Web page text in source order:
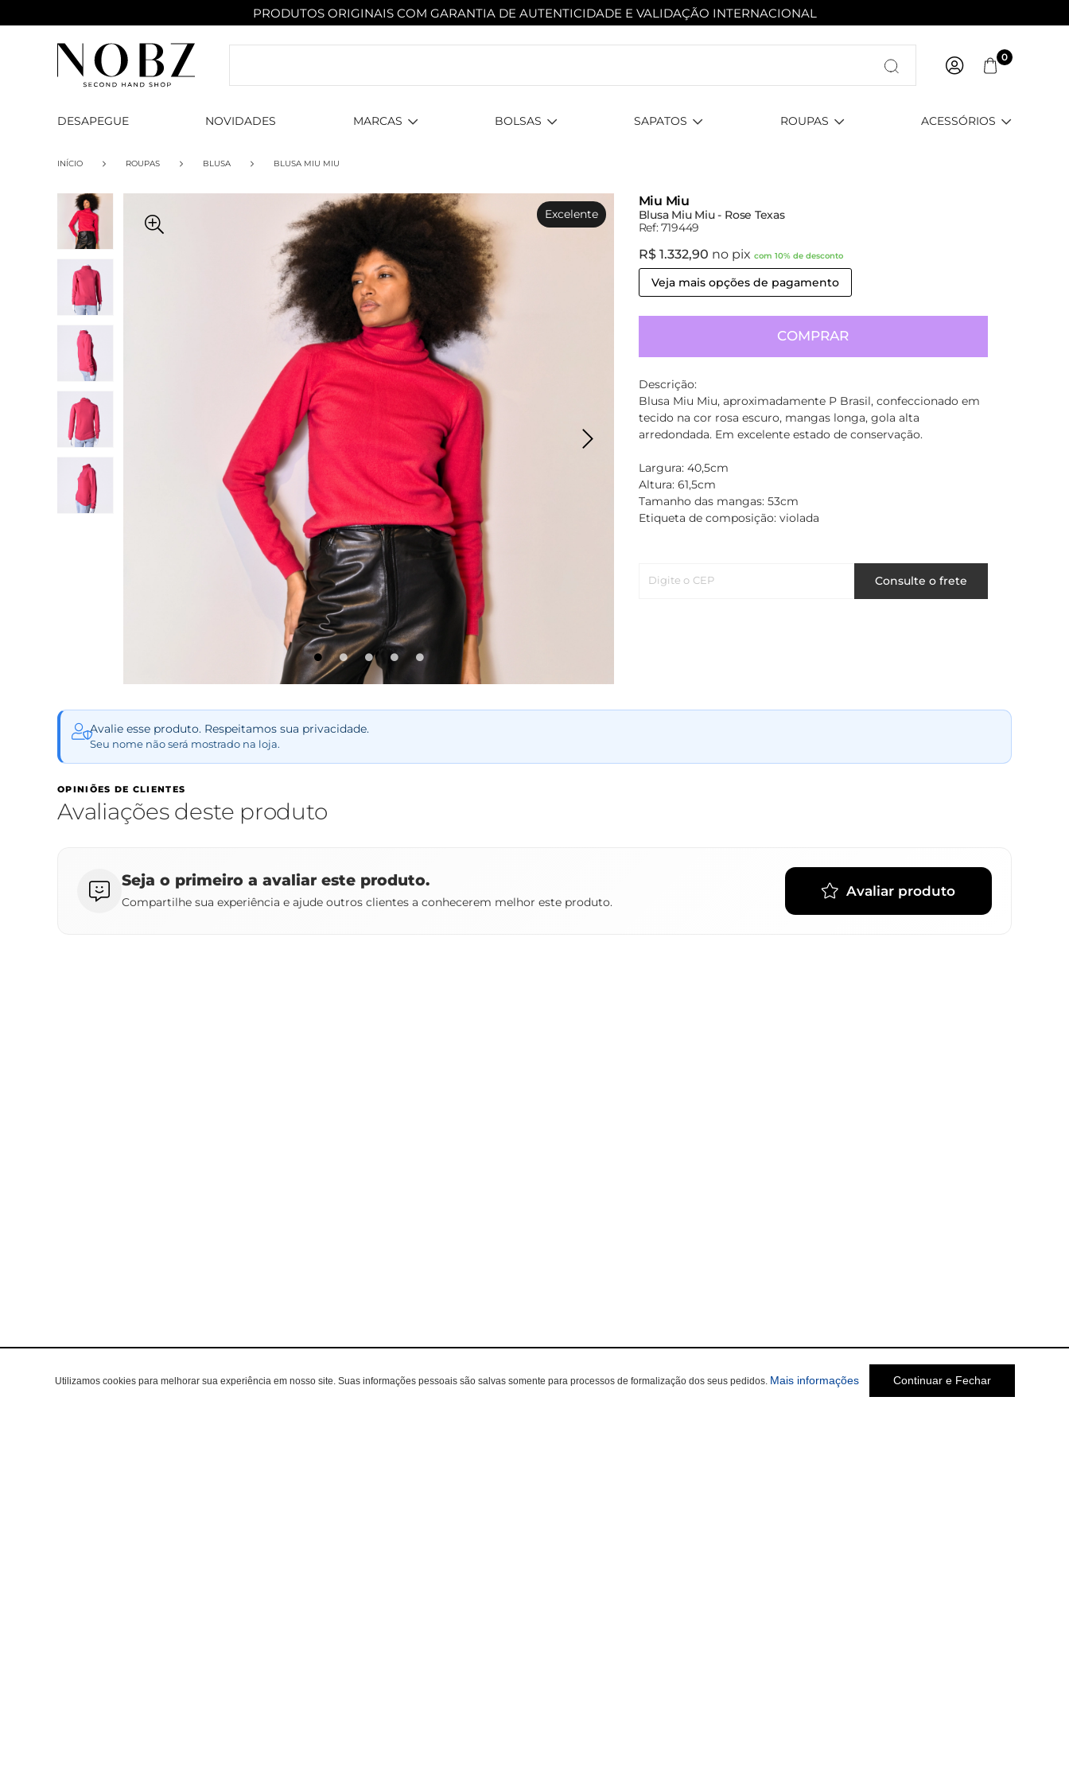
Entre com email ou cpf/cnpj
PRODUTOS ORIGINAIS COM GARANTIA DE AUTENTICIDADE E VALIDAÇÃO INTERNACIONAL
0
DESAPEGUE NOVIDADES MARCAS BOLSAS SAPATOS ROUPAS ACESSÓRIOS
INÍCIO ROUPAS BLUSA BLUSA MIU MIU
Excelente
Miu Miu
Blusa Miu Miu - Rose Texas
Ref: 719449
R$ 1.332,90 no pix com 10% de desconto
Veja mais opções de pagamento
COMPRAR
Descrição:
Blusa Miu Miu, aproximadamente P Brasil, confeccionado em
tecido na cor rosa escuro, mangas longa, gola alta
arredondada. Em excelente estado de conservação.
Largura: 40,5cm
Altura: 61,5cm
Tamanho das mangas: 53cm
Etiqueta de composição: violada
Digite o CEP Consulte o frete
Avalie esse produto. Respeitamos sua privacidade.
Seu nome não será mostrado na loja.
OPINIÕES DE CLIENTES
Avaliações deste produto
Seja o primeiro a avaliar este produto.
Compartilhe sua experiência e ajude outros clientes a conhecerem melhor este produto.
Avaliar produto
Utilizamos cookies para melhorar sua experiência em nosso site. Suas informações pessoais são salvas somente para processos de formalização dos seus pedidos. Mais informações Continuar e Fechar